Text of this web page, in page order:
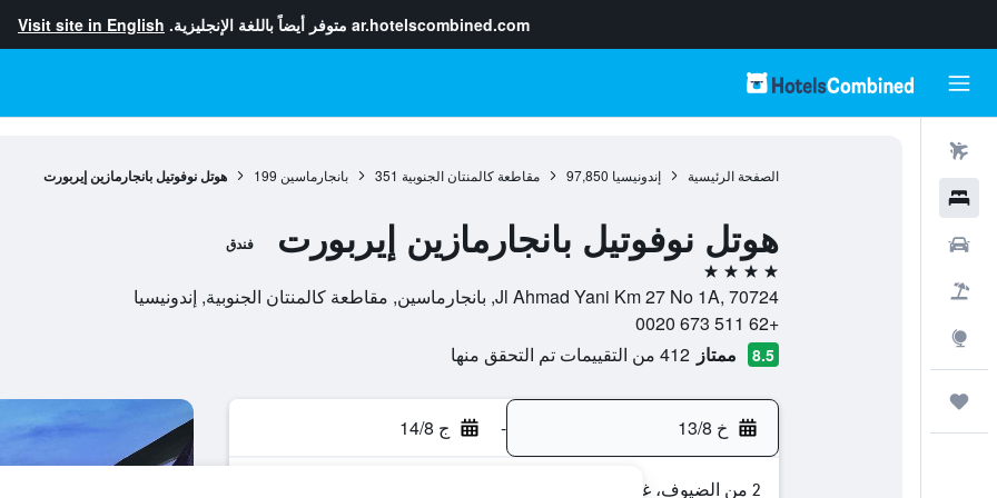
ar.hotelscombined.com متوفر أيضاً باللغة الإنجليزية. Visit site in English
الصفحة الرئيسية إندونيسيا 97,850 مقاطعة كالمنتان الجنوبية 351 بانجارماسين 199 هوتل نوفوتيل بانجارمازين إيربورت
هوتل نوفوتيل بانجارمازين إيربورت فندق
4 نجوم
Jl Ahmad Yani Km 27 No 1A, 70724, بانجارماسين, مقاطعة كالمنتان الجنوبية, إندونيسيا
+62 511 673 0020
8.5 ممتاز 412 من التقييمات تم التحقق منها
خ 13/8 - ج 14/8
2 من الضيوف، غرفة واحدة